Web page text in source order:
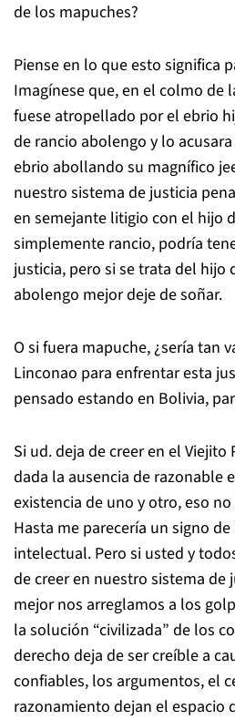
de los mapuches?
Piense en lo que esto significa
Imagínese que, en el colmo de
fuese atropellado por el ebrio
de rancio abolengo y lo
ebrio abollando su magnífico
nuestro sistema de justicia
en semejante litigio con el hijo
simplemente rancio, podría
justicia, pero si se trata del hijo
abolengo mejor deje de soñar.
O si fuera mapuche, ¿sería tan
Linconao para enfrentar esta
pensado estando en Bolivia,
Si ud. deja de creer en el Viejito
dada la ausencia de razonable
existencia de uno y otro, eso
Hasta me parecería un signo
intelectual. Pero si usted y
de creer en nuestro sistema de
mejor nos arreglamos a los
la solución “civilizada” de los
derecho deja de ser creíble a
confiables, los argumentos, el
razonamiento dejan el espacio